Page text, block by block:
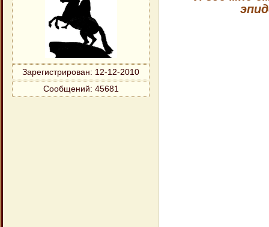
Зарегистрирован: 12-12-2010
Сообщений: 45681